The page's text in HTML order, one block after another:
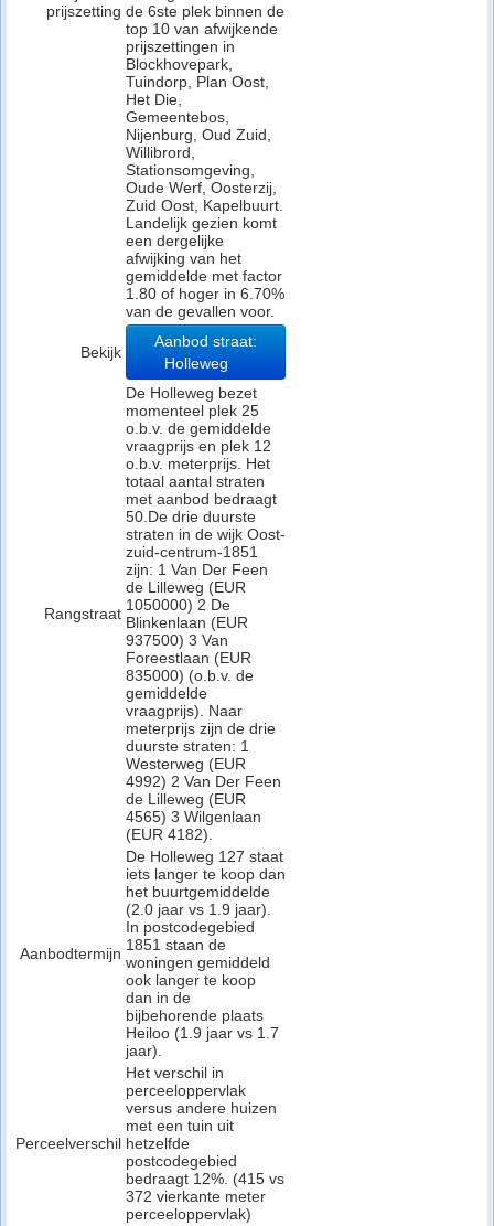
prijszetting de 6ste plek binnen de
top 10 van afwijkende
prijszettingen in
Blockhovepark,
Tuindorp, Plan Oost,
Het Die,
Gemeentebos,
Nijenburg, Oud Zuid,
Willibrord,
Stationsomgeving,
Oude Werf, Oosterzij,
Zuid Oost, Kapelbuurt.
Landelijk gezien komt
een dergelijke
afwijking van het
gemiddelde met factor
1.80 of hoger in 6.70%
van de gevallen voor.
Bekijk
Aanbod straat:
Holleweg
Rangstraat
De Holleweg bezet
momenteel plek 25
o.b.v. de gemiddelde
vraagprijs en plek 12
o.b.v. meterprijs. Het
totaal aantal straten
met aanbod bedraagt
50.De drie duurste
straten in de wijk Oost-
zuid-centrum-1851
zijn: 1 Van Der Feen
de Lilleweg (EUR
1050000) 2 De
Blinkenlaan (EUR
937500) 3 Van
Foreestlaan (EUR
835000) (o.b.v. de
gemiddelde
vraagprijs). Naar
meterprijs zijn de drie
duurste straten: 1
Westerweg (EUR
4992) 2 Van Der Feen
de Lilleweg (EUR
4565) 3 Wilgenlaan
(EUR 4182).
Aanbodtermijn
De Holleweg 127 staat
iets langer te koop dan
het buurtgemiddelde
(2.0 jaar vs 1.9 jaar).
In postcodegebied
1851 staan de
woningen gemiddeld
ook langer te koop
dan in de
bijbehorende plaats
Heiloo (1.9 jaar vs 1.7
jaar).
Perceelverschil
Het verschil in
perceeloppervlak
versus andere huizen
met een tuin uit
hetzelfde
postcodegebied
bedraagt 12%. (415 vs
372 vierkante meter
perceeloppervlak)